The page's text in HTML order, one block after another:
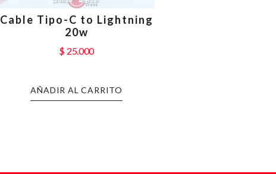
Cable Tipo-C to Lightning
20w
$ 25.000
AÑADIR AL CARRITO